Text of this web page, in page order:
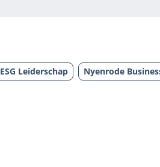
ESG Leiderschap Nyenrode